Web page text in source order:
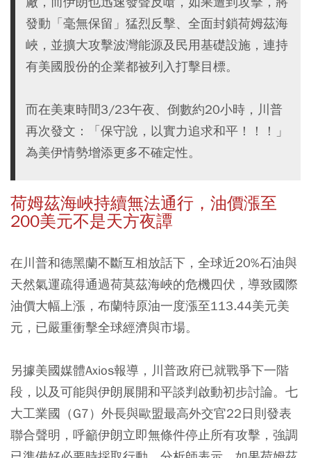
發動「毫無保留」猛烈反擊、全面封鎖荷姆茲海
峽，並擴大攻擊波灣能源及民用基礎設施，連持
有美國股份的企業都被列入打擊目標。
而在美東時間3/23午夜、倒數約20小時，川普
再次發文：「保守說，以實力追求和平！！！」
為美伊情勢增添更多不確定性。
荷姆茲海峽持續無法通行，油價漲至
200美元不是天方夜譚
在川普和德黑蘭不斷互相放話下，全球近20%石油與
天然氣運疏得通過荷莫茲海峽的危機四伏，導致國際
油價大幅上漲，布蘭特原油一度漲至113.44美元美
元，已嚴重衝擊全球經濟與市場。
另據美國媒體Axios報導，川普政府已就戰爭下一階
段，以及可能與伊朗展開和平談判啟動初步討論。七
大工業國（G7）外長與歐盟最高外交官22日則發表
聯合聲明，呼籲伊朗立即無條件停止所有攻擊，強調